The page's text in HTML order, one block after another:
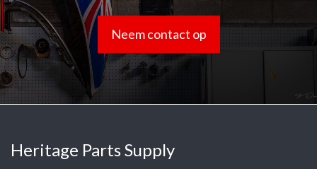
Neem contact op
Heritage Parts Supply